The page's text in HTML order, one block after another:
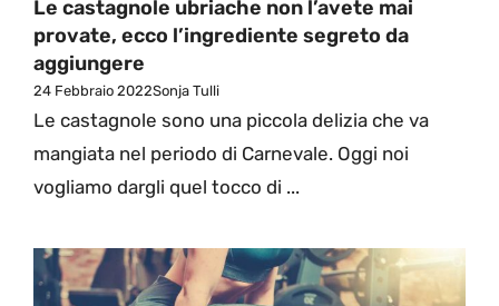
Le castagnole ubriache non l’avete mai
provate, ecco l’ingrediente segreto da
aggiungere
24 Febbraio 2022Sonja Tulli
Le castagnole sono una piccola delizia che va
mangiata nel periodo di Carnevale. Oggi noi
vogliamo dargli quel tocco di ...